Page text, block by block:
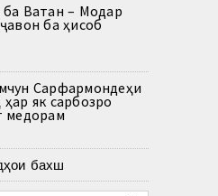
Ватан – Модар
ба ҳисоб
Сарфармондеҳи
як сарбозро
медорам
бахш